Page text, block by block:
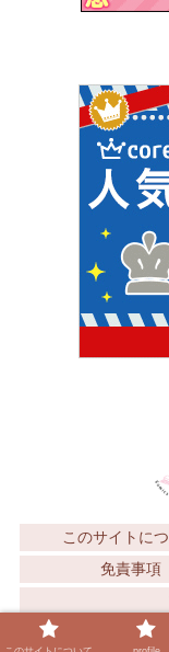
このサイトに
免責事項
©